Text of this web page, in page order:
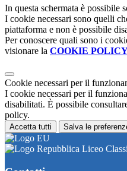
In questa schermata è possibile
I cookie necessari sono quelli
piattaforma e non è possibile
Per conoscere quali sono i
visionare la COOKIE
Cookie necessari per il
I cookie necessari per il
disabilitati. È possibile
policy.
Accetta tutti Salva le
Liceo